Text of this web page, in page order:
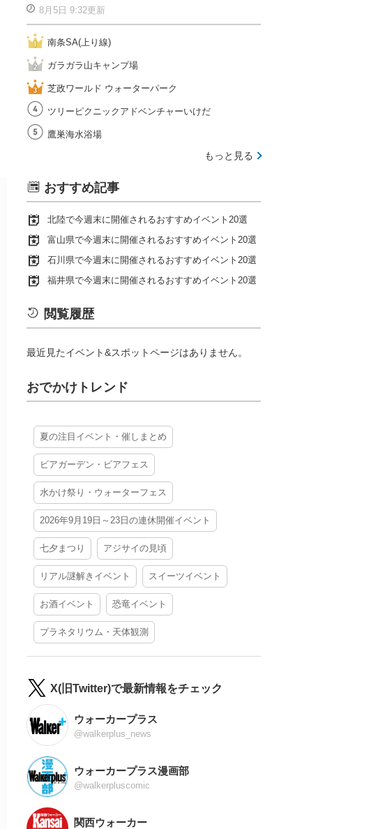
8月5日 9:32更新
南条SA(上り線)
ガラガラ山キャンプ場
芝政ワールド ウォーターパーク
ツリーピクニックアドベンチャーいけだ
鷹巣海水浴場
もっと見る
おすすめ記事
北陸で今週末に開催されるおすすめイベント20選
富山県で今週末に開催されるおすすめイベント20選
石川県で今週末に開催されるおすすめイベント20選
福井県で今週末に開催されるおすすめイベント20選
閲覧履歴
最近見たイベント&スポットページはありません。
おでかけトレンド
夏の注目イベント・催しまとめ
ビアガーデン・ビアフェス
水かけ祭り・ウォーターフェス
2026年9月19日～23日の連休開催イベント
七夕まつり アジサイの見頃
リアル謎解きイベント スイーツイベント
お酒イベント 恐竜イベント
プラネタリウム・天体観測
X(旧Twitter)で最新情報をチェック
ウォーカープラス
@walkerplus_news
ウォーカープラス漫画部
@walkerpluscomic
関西ウォーカー